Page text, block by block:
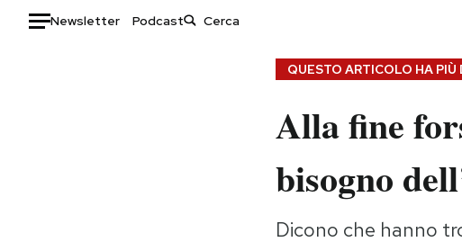
Newsletter Podcast
Storie/Idee
QUESTO ARTICOLO HA PIÙ
Alla fine
bisogno
Dicono che hanno